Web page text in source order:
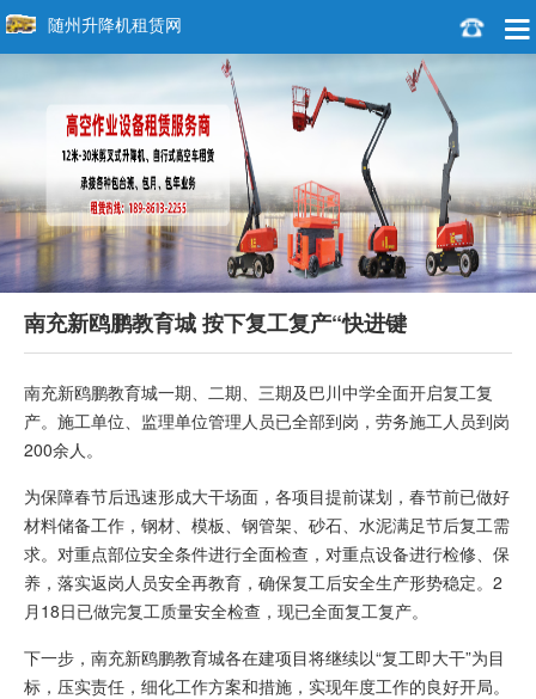
随州升降机租赁网
南充新鸥鹏教育城 按下复工复产“快进键
南充新鸥鹏教育城一期、二期、三期及巴川中学全面开启复工复
产。施工单位、监理单位管理人员已全部到岗，劳务施工人员到岗
200余人。
为保障春节后迅速形成大干场面，各项目提前谋划，春节前已做好
材料储备工作，钢材、模板、钢管架、砂石、水泥满足节后复工需
求。对重点部位安全条件进行全面检查，对重点设备进行检修、保
养，落实返岗人员安全再教育，确保复工后安全生产形势稳定。2
月18日已做完复工质量安全检查，现已全面复工复产。
下一步，南充新鸥鹏教育城各在建项目将继续以“复工即大干”为目
标，压实责任，细化工作方案和措施，实现年度工作的良好开局。